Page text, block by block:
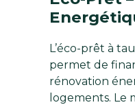
L’éco-prêt à
permet de
rénovation
logements. Le